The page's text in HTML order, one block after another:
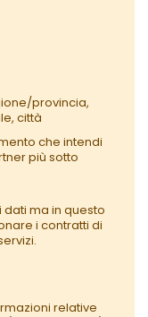
provincia,
città
che intendi
più sotto
ma in questo
i contratti di
relative